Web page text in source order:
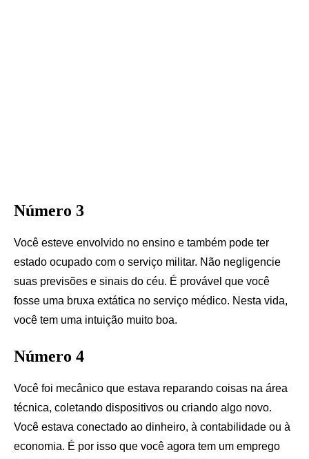
Número 3
Você esteve envolvido no ensino e também pode ter
estado ocupado com o serviço militar. Não negligencie
suas previsões e sinais do céu. É provável que você
fosse uma bruxa extática no serviço médico. Nesta vida,
você tem uma intuição muito boa.
Número 4
Você foi mecânico que estava reparando coisas na área
técnica, coletando dispositivos ou criando algo novo.
Você estava conectado ao dinheiro, à contabilidade ou à
economia. É por isso que você agora tem um emprego